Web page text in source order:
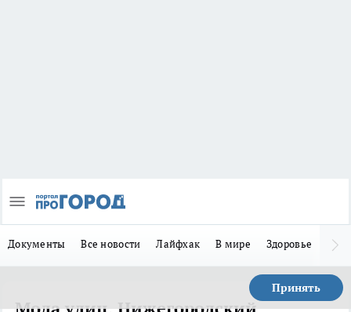
Документы Все новости Лайфхак В мире Здоровье
Принять